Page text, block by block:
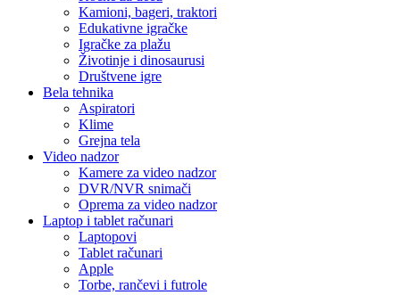
Kamioni, bageri, traktori
Edukativne igračke
Igračke za plažu
Životinje i dinosaurusi
Društvene igre
Bela tehnika
Aspiratori
Klime
Grejna tela
Video nadzor
Kamere za video nadzor
DVR/NVR snimači
Oprema za video nadzor
Laptop i tablet računari
Laptopovi
Tablet računari
Apple
Torbe, rančevi i futrole